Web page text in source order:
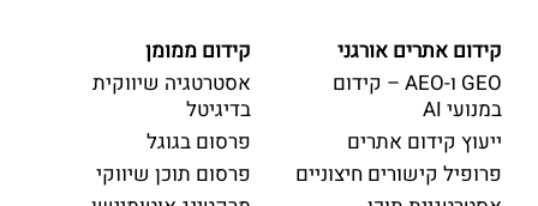
קידום אתרים אורגני
GEO ו-AEO – קידום
במנועי AI
ייעוץ קידום אתרים
פרופיל קישורים חיצוניים
קידום ממומן
אסטרטגיה שיווקית
בדיגיטל
פרסום בגוגל
פרסום תוכן שיווקי